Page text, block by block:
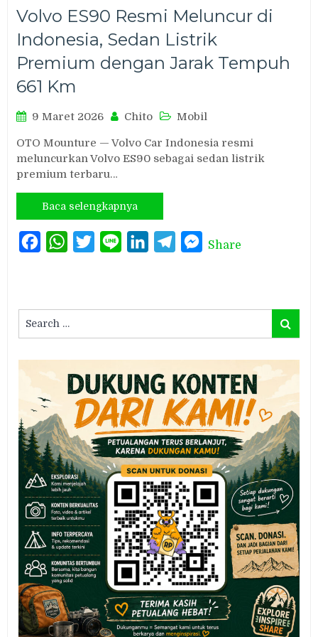
Volvo ES90 Resmi Meluncur di
Indonesia, Sedan Listrik
Premium dengan Jarak Tempuh
661 Km
9 Maret 2026 Chito Mobil
OTO Mounture — Volvo Car Indonesia resmi
meluncurkan Volvo ES90 sebagai sedan listrik
premium terbaru…
Baca selengkapnya
FacebookWhatsAppTwitterLine LinkedInTelegramMessenger
Share
for:
Search